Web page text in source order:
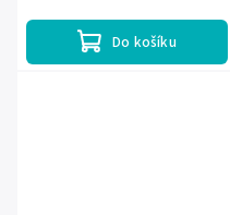
Do košíku